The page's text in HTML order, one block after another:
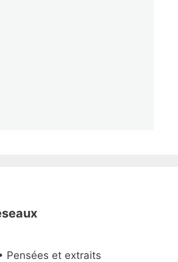
Pensées et extraits